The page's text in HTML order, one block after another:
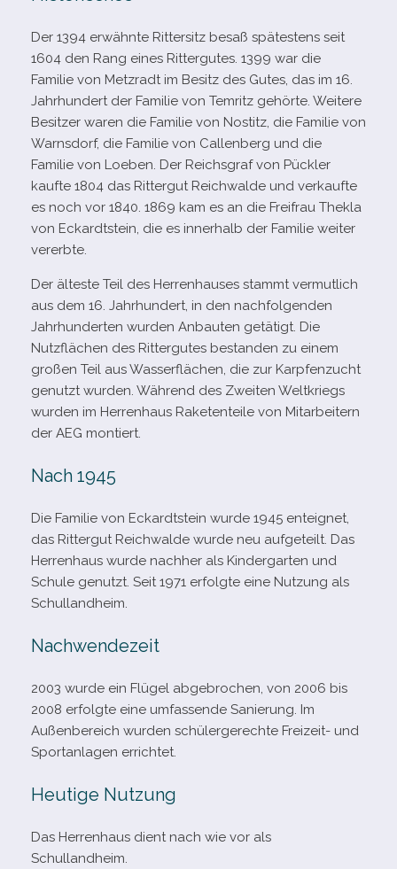
Der 1394 erwähnte Rittersitz besaß spä­tes­tens seit
1604 den Rang eines Rittergutes. 1399 war die
Familie von Metzradt im Besitz des Gutes, das im 16.
Jahrhundert der Familie von Temritz gehörte. Weitere
Besitzer waren die Familie von Nostitz, die Familie von
Warnsdorf, die Familie von Callenberg und die
Familie von Loeben. Der Reichsgraf von Pückler
kaufte 1804 das Rittergut Reichwalde und ver­kaufte
es noch vor 1840. 1869 kam es an die Freifrau Thekla
von Eckardtstein, die es inner­halb der Familie wei­ter
vererbte.
Der älteste Teil des Herrenhauses stammt ver­mut­lich
aus dem 16. Jahrhundert, in den nach­fol­gen­den
Jahrhunderten wur­den Anbauten getä­tigt. Die
Nutzflächen des Rittergutes bestan­den zu einem
gro­ßen Teil aus Wasserflächen, die zur Karpfenzucht
genutzt wur­den. Während des Zweiten Weltkriegs
wur­den im Herrenhaus Raketenteile von Mitarbeitern
der AEG montiert.
Nach 1945
Die Familie von Eckardtstein wurde 1945 ent­eig­net,
das Rittergut Reichwalde wurde neu auf­ge­teilt. Das
Herrenhaus wurde nach­her als Kindergarten und
Schule genutzt. Seit 1971 erfolgte eine Nutzung als
Schullandheim.
Nachwendezeit
2003 wurde ein Flügel abge­bro­chen, von 2006 bis
2008 erfolgte eine umfas­sende Sanierung. Im
Außenbereich wur­den schü­ler­ge­rechte Freizeit- und
Sportanlagen errichtet.
Heutige Nutzung
Das Herrenhaus dient nach wie vor als
Schullandheim.